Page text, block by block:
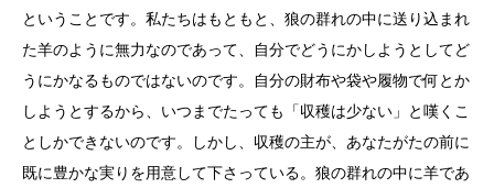
ということです。私たちはもともと、狼の群れの中に送り込まれ
た羊のように無力なのであって、自分でどうにかしようとしてど
うにかなるものではないのです。自分の財布や袋や履物で何とか
しようとするから、いつまでたっても「収穫は少ない」と嘆くこ
としかできないのです。しかし、収穫の主が、あなたがたの前に
既に豊かな実りを用意して下さっている。狼の群れの中に羊であ